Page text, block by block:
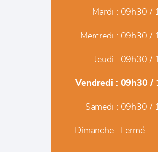
Mardi : 09h30 /
Mercredi : 09h30 /
Jeudi : 09h30 /
Vendredi : 09h30 /
Samedi : 09h30 /
Dimanche : Fermé